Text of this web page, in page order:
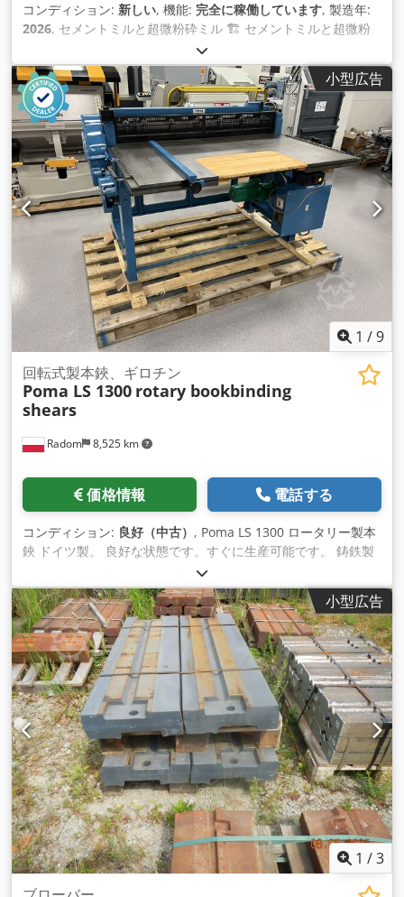
コンディション: 新しい, 機能: 完全に稼働しています, 製造年:
2026, セメントミルと超微粉砕ミル 🏗️ セメントミルと超微粉
砕ミルの紹介 建設と材料処理の世界では、適切な粒子サイズを
実現することが不可欠です。セメントミルと超微粉砕ミルをご
紹介します。これらは、セメン ト製造と超微粉材料に優れた粉
砕性能を発揮するように設計された 2 つの重要な機械です。そ
の機能と用途について詳しく見ていきましょう。💼 🔥 セメン
トミルとは? セメントミルは、セメント製造において重要な機
器です。クリンカー、石膏、その他の添加剤を粉砕して、微細
なセメント粉末を生成します。 この機械は、堅牢な構造を構築
するために不可欠な高品質のセメントに最適な粒子サイズを保
証します。🚀 🔧 超微粉砕ミルとは? 超微粉砕ミルは、鉱物、化
学物質、産業廃棄物などのさまざまな原材料から極めて微細な
粉末を生成するように設計されています。高効率で動 作し、コ
ーティング、プラスチック、セラミックなどの高度な用途に超
微細材料を提供します。🌟 💼 セメントミルと超微細粉砕ミル
を使用する主な利点 1. 高効率: 両方のミルは最大の効率を実現
するように設計されており、処理時間が短縮され、エネルギー
消費が削減されます。🌿💡 2. 優れた粉砕性能: 粒子サイズを正
確に制御して、一貫した高品質の出力を実現します。🏭 3. 汎
用性: 幅広い材料に適しているため、さまざまな産業用途に不
可欠です。🌳 4. 耐久性と信頼性: 堅牢な材料で構築されたこれ
ンスを提供します。💪 📈 産業での用途 セメントミルの用途: 1.
不可欠です。 2. インフラ開発: 道路、橋、建物のコンクリート
の作成に使用されます。 超微粉砕ミルの用途: Dcjdpfxeq
Nyydj Akcok 1. 鉱物処理: 先端材料用途向けの超微粉末の製
造。 2. 化学製造: さまざまな工業プロセス向けのファインケミ
カルの製造に使用。 3. 環境用途: リサイクルおよび再利用のた
めの産業廃棄物の粉砕。♻️ 🌟 結論 建設、材料処理、先端製造
のいずれの分野でも、セメントミルと超微粉砕ミルは欠かせな
いツールです。その効率性、汎用性、優れた性能によ り、あら
ゆる生産ラインに価値ある追加機能を提供します。これらの革
新的なマシンの詳細と、それが業務にどのような革命をもたら
すかについ ては、今すぐお問い合わせください。📞
小型広告
1 /9
Radom 8,525 km
回転式製本鋏、ギロチン
Poma LS 1300 rotary bookbinding
shears
価格情報 電話する
コンディション: 良好（中古） , Poma LS 1300 ロータリー製本
鋏 ドイツ製。 良好な状態です。すぐに生産可能です。 鋳鉄製
の構造により、剛性と切断の再現性を確保しています。
Dsdpfowt Suaex Akcjck 切断幅：約1300mm 段ボール製本に
最適です。 サイドマージン付き。 フィーダー付き。 ナイフ8セ
ット 重量：1500kg
小型広告
1 /3